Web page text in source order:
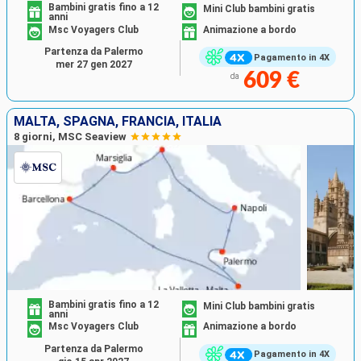
Pagamento in 4X
Bambini gratis fino a 12
anni
Mini Club bambini gratis
Msc Voyagers Club
Animazione a bordo
da 609 €
Partenza da Palermo
mer 27 gen 2027
MALTA, SPAGNA, FRANCIA, ITALIA
8 giorni, MSC Seaview
Pagamento in 4X
Bambini gratis fino a 12
anni
Mini Club bambini gratis
Msc Voyagers Club
Animazione a bordo
Partenza da Palermo